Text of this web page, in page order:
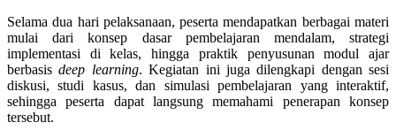
Selama dua hari pelaksanaan, peserta mendapatkan berbagai materi
mulai dari konsep dasar pembelajaran mendalam, strategi
implementasi di kelas, hingga praktik penyusunan modul ajar
berbasisdeep learning. Kegiatan ini juga dilengkapi dengan sesi
diskusi, studi kasus, dan simulasi pembelajaran yang interaktif,
sehingga peserta dapat langsung memahami penerapan konsep
tersebut.